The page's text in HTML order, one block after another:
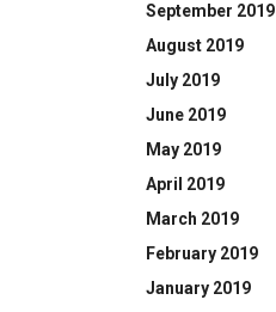
September 2019
August 2019
July 2019
June 2019
May 2019
April 2019
March 2019
February 2019
January 2019